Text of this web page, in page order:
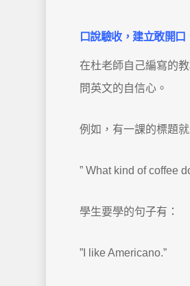
口說驗收，建立敢開
在杜老師自己編寫的
問英文的自信心。
例如，有一課的標題就
” What kind of coffee
學生要學的句子有：
”I like Americano.”